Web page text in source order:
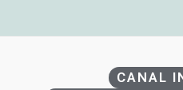
CANAL